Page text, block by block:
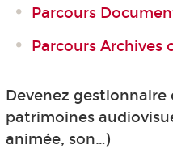
Parcours
Parcours Archives
Devenez gestionnaire
patrimoines
animée, son…)